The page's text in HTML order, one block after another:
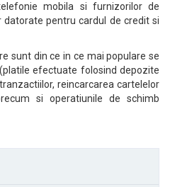
mobila si furnizorilor de
pentru cardul de credit si
sunt din ce in ce mai populare se
efectuate folosind depozite
reincarcarea cartelelor
si operatiunile de schimb